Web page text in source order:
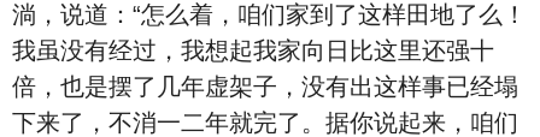
淌，说道：“怎么着，咱们家到了这样田地了么！
我虽没有经过，我想起我家向日比这里还强十
倍，也是摆了几年虚架子，没有出这样事已经塌
下来了，不消一二年就完了。据你说起来，咱们